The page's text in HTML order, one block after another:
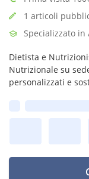
1 articoli
Specializzato
Dietista e
Nutrizionale su
personalizzati e